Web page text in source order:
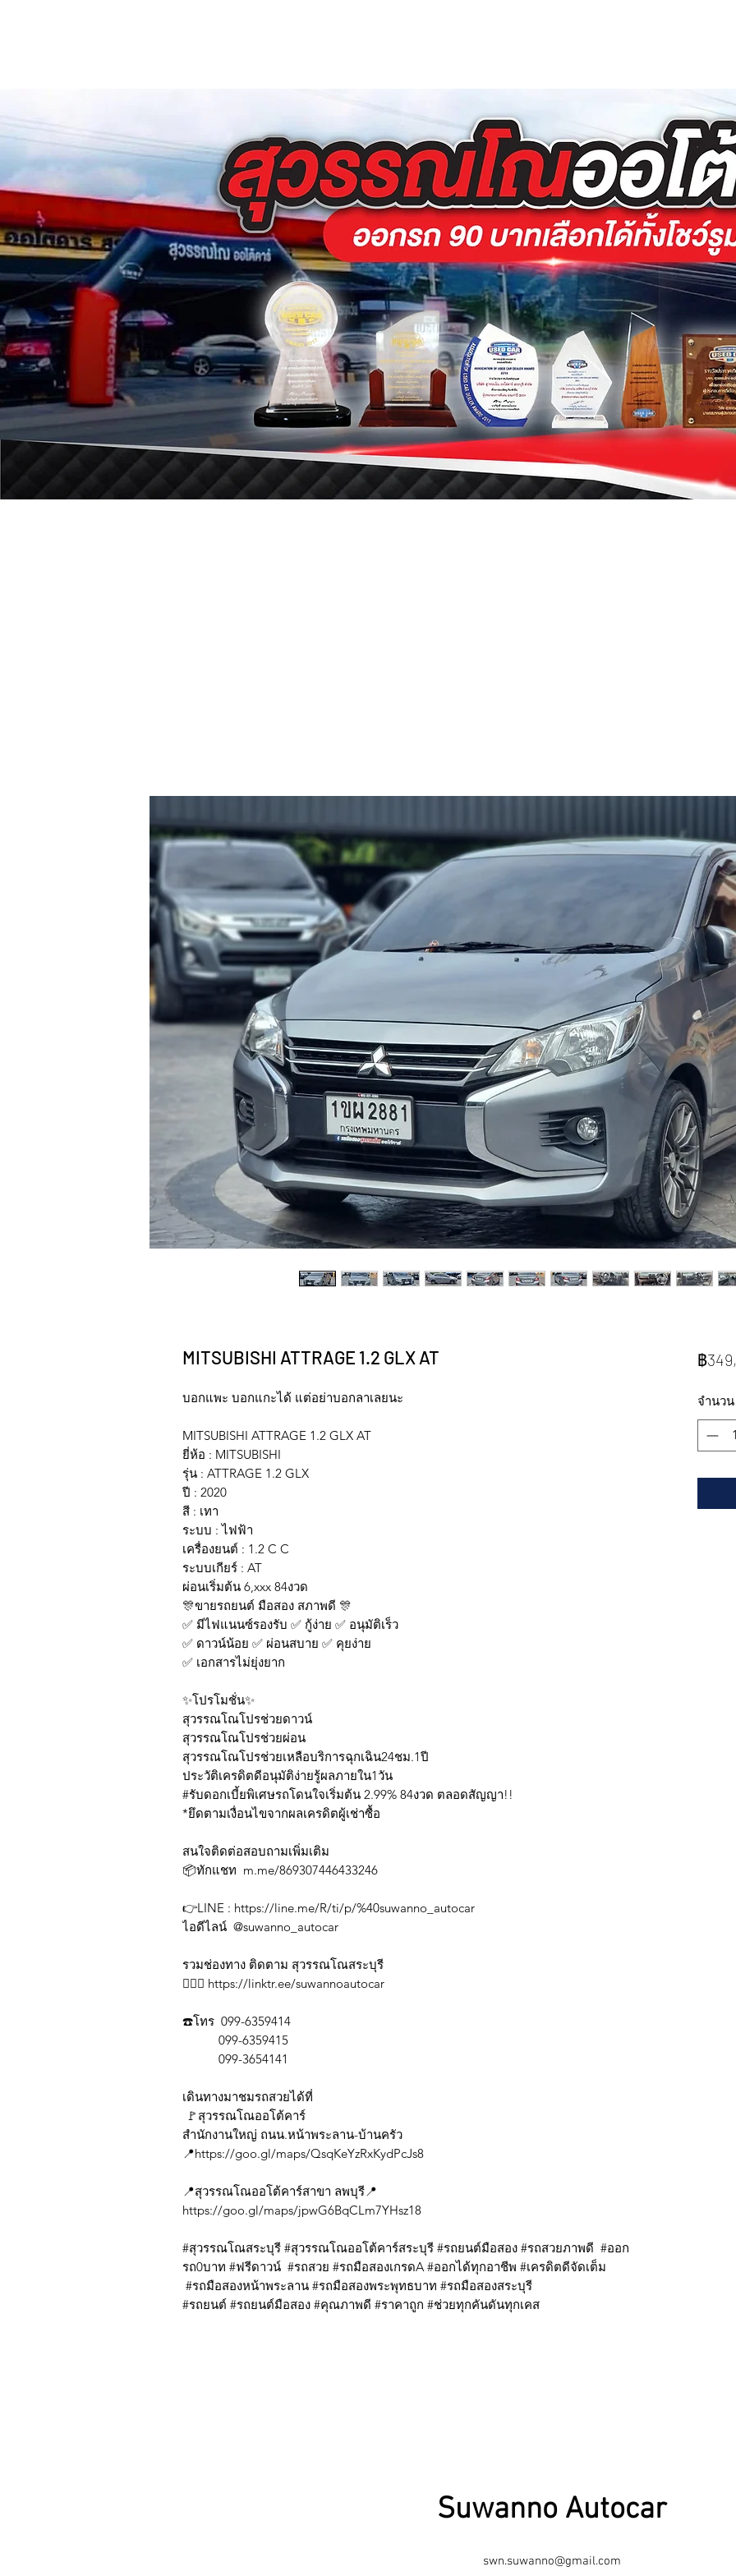
MITSUBISHI ATTRAGE 1.2 GLX AT
บอกแพะ บอกแกะได้ แต่อย่าบอกลาเลยนะ
MITSUBISHI ATTRAGE 1.2 GLX AT
ยี่ห้อ : MITSUBISHI
รุ่น : ATTRAGE 1.2 GLX
ปี : 2020
สี : เทา
ระบบ : ไฟฟ้า
เครื่องยนต์ : 1.2 C C
ระบบเกียร์ : AT
ผ่อนเริ่มต้น 6,xxx 84งวด
🎊ขายรถยนต์ มือสอง สภาพดี 🎊
✅ มีไฟแนนซ์รองรับ ✅ กู้ง่าย ✅ อนุมัติเร็ว
✅ ดาวน์น้อย ✅ ผ่อนสบาย ✅ คุยง่าย
✅ เอกสารไม่ยุ่งยาก
✨โปรโมชั่น✨
สุวรรณโณโปรช่วยดาวน์
สุวรรณโณโปรช่วยผ่อน
สุวรรณโณโปรช่วยเหลือบริการฉุกเฉิน24ชม.1ปี
ประวัติเครดิตดีอนุมัติง่ายรู้ผลภายใน1วัน
#รับดอกเบี้ยพิเศษรถโดนใจเริ่มต้น 2.99% 84งวด ตลอดสัญญา!!
*ยึดตามเงื่อนไขจากผลเครดิตผู้เช่าซื้อ
สนใจติดต่อสอบถามเพิ่มเติม
📦ทักแชท m.me/869307446433246
👉LINE : https://line.me/R/ti/p/%40suwanno_autocar
ไอดีไลน์ @suwanno_autocar
รวมช่องทาง ติดตาม สุวรรณโณสระบุรี
💁🏼‍♀️ https://linktr.ee/suwannoautocar
☎️โทร 099-6359414
099-6359415
099-3654141
เดินทางมาชมรถสวยได้ที่
🚩สุวรรณโณออโต้คาร์
สำนักงานใหญ่ ถนน.หน้าพระลาน-บ้านครัว
📍https://goo.gl/maps/QsqKeYzRxKydPcJs8
📍สุวรรณโณออโต้คาร์สาขา ลพบุรี📍
https://goo.gl/maps/jpwG6BqCLm7YHsz18
#สุวรรณโณสระบุรี #สุวรรณโณออโต้คาร์สระบุรี #รถยนต์มือสอง #รถสวยภาพดี #ออก
รถ0บาท #ฟรีดาวน์ #รถสวย #รถมือสองเกรดA #ออกได้ทุกอาชีพ #เครดิตดีจัดเต็ม
#รถมือสองหน้าพระลาน #รถมือสองพระพุทธบาท #รถมือสองสระบุรี
#รถยนต์ #รถยนต์มือสอง #คุณภาพดี #ราคาถูก #ช่วยทุกคันดันทุกเคส
฿
จำนวน
Suwanno Autocar
swn.suwanno@gmail.com